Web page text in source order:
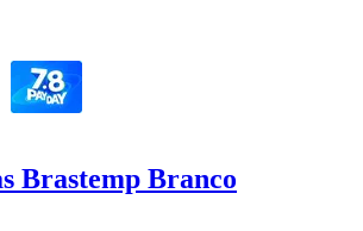
Brastemp Branco